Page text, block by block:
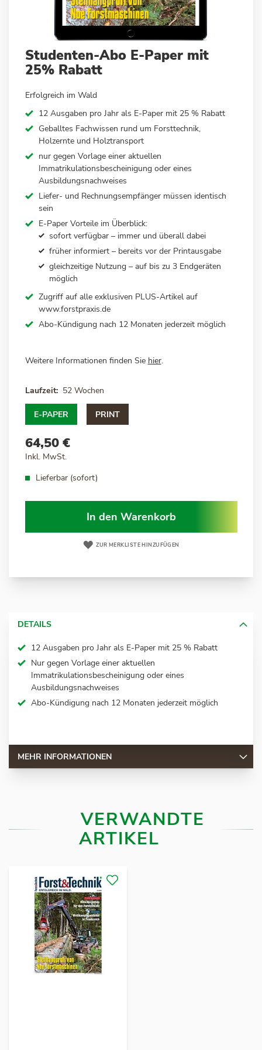
Anfang
der
springen
Studenten-Abo E-Paper mit
25% Rabatt
Erfolgreich im Wald
12 Ausgaben pro Jahr als E-Paper mit 25 % Rabatt
Geballtes Fachwissen rund um Forsttechnik,
Holzernte und Holztransport
nur gegen Vorlage einer aktuellen
Immatrikulationsbescheinigung oder eines
Ausbildungsnachweises
Liefer- und Rechnungsempfänger müssen identisch
sein
E-Paper Vorteile im Überblick:
sofort verfügbar – immer und überall dabei
früher informiert – bereits vor der Printausgabe
gleichzeitige Nutzung – auf bis zu 3 Endgeräten
möglich
Zugriff auf alle exklusiven PLUS-Artikel auf
www.forstpraxis.de
Abo-Kündigung nach 12 Monaten jederzeit möglich
Weitere Informationen finden Sie hier.
Laufzeit 52 Wochen
E-PAPER PRINT
64,50 €
Inkl. MwSt.
Lieferbar (sofort)
In den Warenkorb
ZUR MERKLISTE HINZUFÜGEN
DETAILS
12 Ausgaben pro Jahr als E-Paper mit 25 % Rabatt
Nur gegen Vorlage einer aktuellen
Immatrikulationsbescheinigung oder eines
Ausbildungsnachweises
Abo-Kündigung nach 12 Monaten jederzeit möglich
MEHR INFORMATIONEN
VERWANDTE
ARTIKEL